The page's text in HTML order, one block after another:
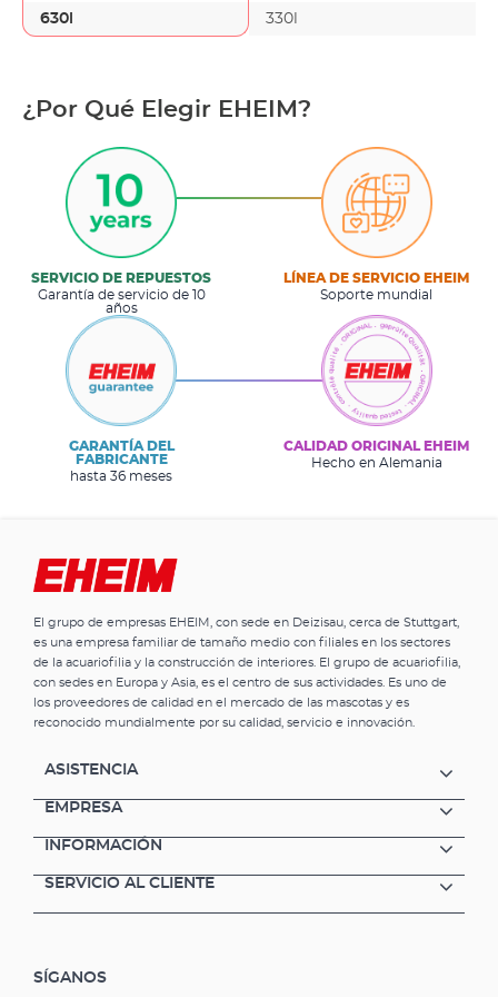
630l 330l
¿Por Qué Elegir EHEIM?
SERVICIO DE REPUESTOS
Garantía de servicio de 10
años
LÍNEA DE SERVICIO EHEIM
Soporte mundial
GARANTÍA DEL
FABRICANTE
hasta 36 meses
CALIDAD ORIGINAL EHEIM
Hecho en Alemania
El grupo de empresas EHEIM, con sede en Deizisau, cerca de Stuttgart,
es una empresa familiar de tamaño medio con filiales en los sectores
de la acuariofilia y la construcción de interiores. El grupo de acuariofilia,
con sedes en Europa y Asia, es el centro de sus actividades. Es uno de
los proveedores de calidad en el mercado de las mascotas y es
reconocido mundialmente por su calidad, servicio e innovación.
ASISTENCIA
EMPRESA
INFORMACIÓN
SERVICIO AL CLIENTE
SÍGANOS